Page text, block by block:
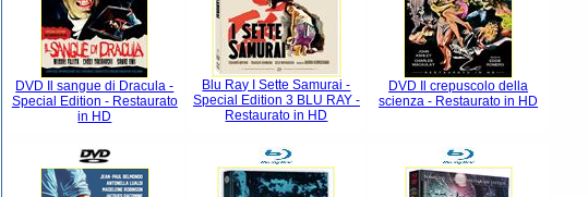
DVD Il sangue di Dracula -
Special Edition - Restaurato
in HD
Blu Ray I Sette Samurai -
Special Edition 3 BLU RAY -
Restaurato in HD
DVD Il crepuscolo della
scienza - Restaurato in HD